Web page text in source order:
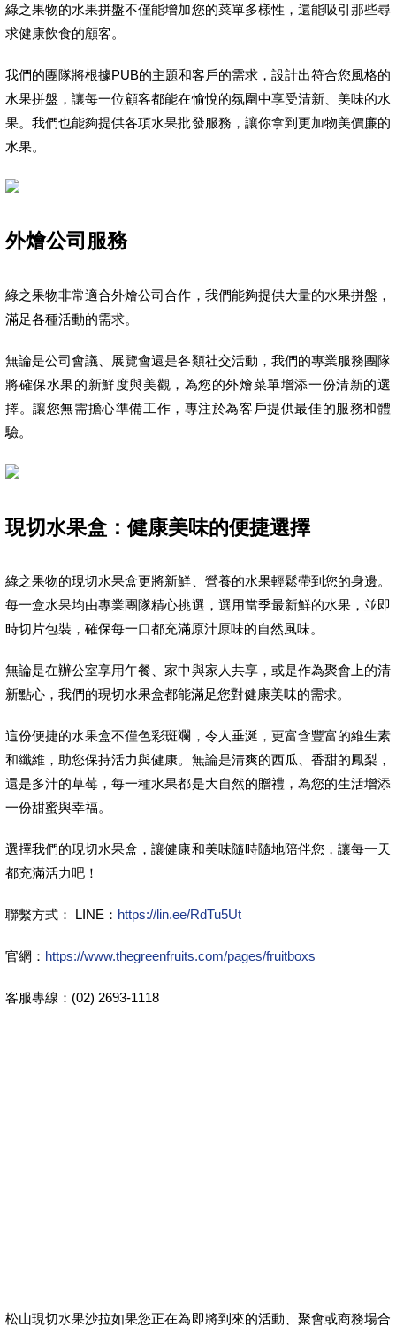
綠之果物的水果拼盤不僅能增加您的菜單多樣性，還能吸引那些尋
求健康飲食的顧客。
我們的團隊將根據PUB的主題和客戶的需求，設計出符合您風格的
水果拼盤，讓每一位顧客都能在愉悅的氛圍中享受清新、美味的水
果。我們也能夠提供各項水果批發服務，讓你拿到更加物美價廉的
水果。
外燴公司服務
綠之果物非常適合外燴公司合作，我們能夠提供大量的水果拼盤，
滿足各種活動的需求。
無論是公司會議、展覽會還是各類社交活動，我們的專業服務團隊
將確保水果的新鮮度與美觀，為您的外燴菜單增添一份清新的選
擇。讓您無需擔心準備工作，專注於為客戶提供最佳的服務和體
驗。
現切水果盒：健康美味的便捷選擇
綠之果物的現切水果盒更將新鮮、營養的水果輕鬆帶到您的身邊。
每一盒水果均由專業團隊精心挑選，選用當季最新鮮的水果，並即
時切片包裝，確保每一口都充滿原汁原味的自然風味。
無論是在辦公室享用午餐、家中與家人共享，或是作為聚會上的清
新點心，我們的現切水果盒都能滿足您對健康美味的需求。
這份便捷的水果盒不僅色彩斑斕，令人垂涎，更富含豐富的維生素
和纖維，助您保持活力與健康。無論是清爽的西瓜、香甜的鳳梨，
還是多汁的草莓，每一種水果都是大自然的贈禮，為您的生活增添
一份甜蜜與幸福。
選擇我們的現切水果盒，讓健康和美味隨時隨地陪伴您，讓每一天
都充滿活力吧！
聯繫方式： LINE： https://lin.ee/RdTu5Ut
官網： https://www.thegreenfruits.com/pages/fruitboxs
客服專線：(02) 2693-1118
松山現切水果沙拉如果您正在為即將到來的活動、聚會或商務場合